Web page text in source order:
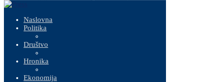
Naslovna
Politika
Društvo
Hronika
Ekonomija